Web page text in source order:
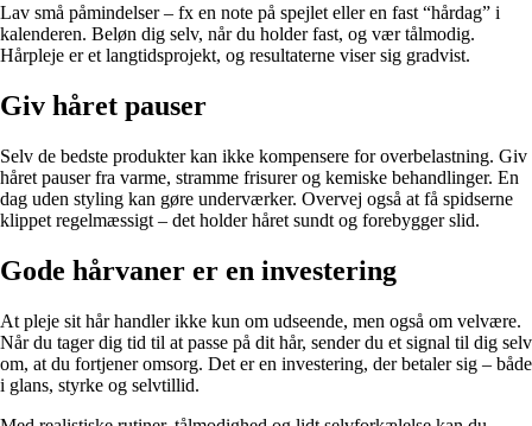
Lav små påmindelser – fx en note på spejlet eller en fast “hårdag” i
kalenderen. Beløn dig selv, når du holder fast, og vær tålmodig.
Hårpleje er et langtidsprojekt, og resultaterne viser sig gradvist.
Giv håret pauser
Selv de bedste produkter kan ikke kompensere for overbelastning. Giv
håret pauser fra varme, stramme frisurer og kemiske behandlinger. En
dag uden styling kan gøre underværker. Overvej også at få spidserne
klippet regelmæssigt – det holder håret sundt og forebygger slid.
Gode hårvaner er en investering
At pleje sit hår handler ikke kun om udseende, men også om velvære.
Når du tager dig tid til at passe på dit hår, sender du et signal til dig selv
om, at du fortjener omsorg. Det er en investering, der betaler sig – både
i glans, styrke og selvtillid.